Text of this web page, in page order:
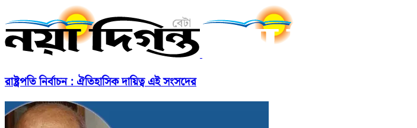
রাষ্ট্রপতি নির্বাচন : ঐতিহাসিক দায়িত্ব এই সংসদের